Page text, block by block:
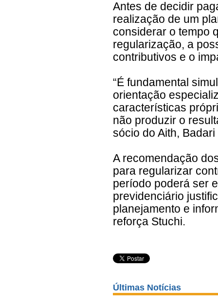
Antes de decidir
realização de um
considerar o tempo
regularização, a
contributivos e o
“É fundamental
orientação
características
não produzir o
sócio do Aith,
A recomendação
para regularizar
período poderá ser
previdenciário
planejamento e
reforça Stuchi.
Últimas Notícias